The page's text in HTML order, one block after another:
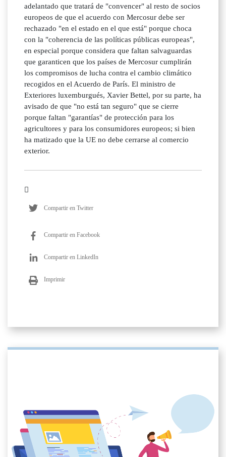
adelantado que tratará de "convencer" al resto de socios
europeos de que el acuerdo con Mercosur debe ser
rechazado "en el estado en el que está" porque choca
con la "coherencia de las políticas públicas europeas",
en especial porque considera que faltan salvaguardas
que garanticen que los países de Mercosur cumplirán
los compromisos de lucha contra el cambio climático
recogidos en el Acuerdo de París. El ministro de
Exteriores luxemburgués, Xavier Bettel, por su parte, ha
avisado de que "no está tan seguro" que se cierre
porque faltan "garantías" de protección para los
agricultores y para los consumidores europeos; si bien
ha matizado que la UE no debe cerrarse al comercio
exterior.
Compartir en Twitter
Compartir en Facebook
Compartir en LinkedIn
Imprimir